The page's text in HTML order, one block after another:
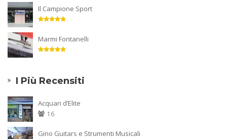
Il Campione Sport
Marmi Fontanelli
I Più Recensiti
Acquari d’Elite
16
Gino Guitars e Strumenti Musicali